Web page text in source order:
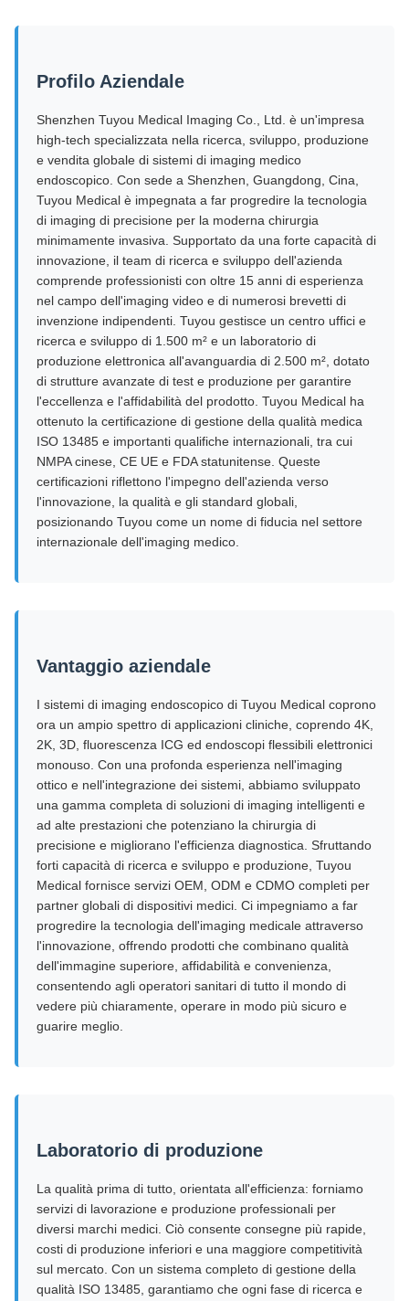
Profilo Aziendale
Shenzhen Tuyou Medical Imaging Co., Ltd. è un'impresa
high-tech specializzata nella ricerca, sviluppo, produzione
e vendita globale di sistemi di imaging medico
endoscopico. Con sede a Shenzhen, Guangdong, Cina,
Tuyou Medical è impegnata a far progredire la tecnologia
di imaging di precisione per la moderna chirurgia
minimamente invasiva. Supportato da una forte capacità di
innovazione, il team di ricerca e sviluppo dell'azienda
comprende professionisti con oltre 15 anni di esperienza
nel campo dell'imaging video e di numerosi brevetti di
invenzione indipendenti. Tuyou gestisce un centro uffici e
ricerca e sviluppo di 1.500 m² e un laboratorio di
produzione elettronica all'avanguardia di 2.500 m², dotato
di strutture avanzate di test e produzione per garantire
l'eccellenza e l'affidabilità del prodotto. Tuyou Medical ha
ottenuto la certificazione di gestione della qualità medica
ISO 13485 e importanti qualifiche internazionali, tra cui
NMPA cinese, CE UE e FDA statunitense. Queste
certificazioni riflettono l'impegno dell'azienda verso
l'innovazione, la qualità e gli standard globali,
posizionando Tuyou come un nome di fiducia nel settore
internazionale dell'imaging medico.
Vantaggio aziendale
I sistemi di imaging endoscopico di Tuyou Medical coprono
ora un ampio spettro di applicazioni cliniche, coprendo 4K,
2K, 3D, fluorescenza ICG ed endoscopi flessibili elettronici
monouso. Con una profonda esperienza nell'imaging
ottico e nell'integrazione dei sistemi, abbiamo sviluppato
una gamma completa di soluzioni di imaging intelligenti e
ad alte prestazioni che potenziano la chirurgia di
precisione e migliorano l'efficienza diagnostica. Sfruttando
forti capacità di ricerca e sviluppo e produzione, Tuyou
Medical fornisce servizi OEM, ODM e CDMO completi per
partner globali di dispositivi medici. Ci impegniamo a far
progredire la tecnologia dell'imaging medicale attraverso
l'innovazione, offrendo prodotti che combinano qualità
dell'immagine superiore, affidabilità e convenienza,
consentendo agli operatori sanitari di tutto il mondo di
vedere più chiaramente, operare in modo più sicuro e
guarire meglio.
Laboratorio di produzione
La qualità prima di tutto, orientata all'efficienza: forniamo
servizi di lavorazione e produzione professionali per
diversi marchi medici. Ciò consente consegne più rapide,
costi di produzione inferiori e una maggiore competitività
sul mercato. Con un sistema completo di gestione della
qualità ISO 13485, garantiamo che ogni fase di ricerca e